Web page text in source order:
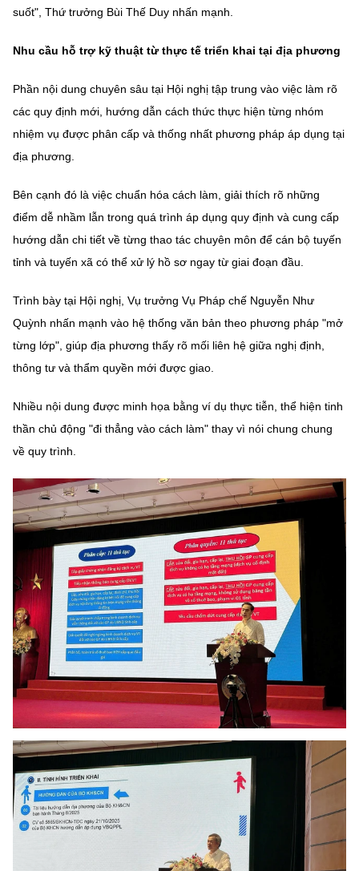
suốt", Thứ trưởng Bùi Thế Duy nhấn mạnh.
Nhu cầu hỗ trợ kỹ thuật từ thực tế triển khai tại địa phương
Phần nội dung chuyên sâu tại Hội nghị tập trung vào việc làm rõ
các quy định mới, hướng dẫn cách thức thực hiện từng nhóm
nhiệm vụ được phân cấp và thống nhất phương pháp áp dụng tại
địa phương.
Bên cạnh đó là việc chuẩn hóa cách làm, giải thích rõ những
điểm dễ nhầm lẫn trong quá trình áp dụng quy định và cung cấp
hướng dẫn chi tiết về từng thao tác chuyên môn để cán bộ tuyến
tỉnh và tuyến xã có thể xử lý hồ sơ ngay từ giai đoạn đầu.
Trình bày tại Hội nghị, Vụ trưởng Vụ Pháp chế Nguyễn Như
Quỳnh nhấn mạnh vào hệ thống văn bản theo phương pháp "mở
từng lớp", giúp địa phương thấy rõ mối liên hệ giữa nghị định,
thông tư và thẩm quyền mới được giao.
Nhiều nội dung được minh họa bằng ví dụ thực tiễn, thể hiện tinh
thần chủ động "đi thẳng vào cách làm" thay vì nói chung chung
về quy trình.